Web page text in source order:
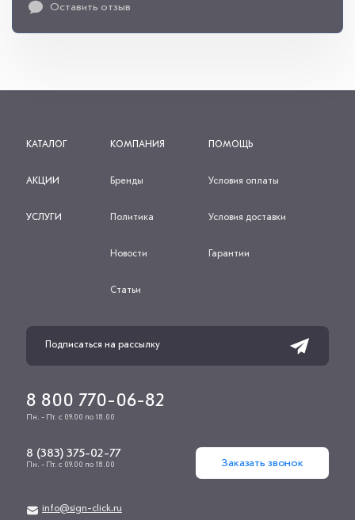
Оставить отзыв
КАТАЛОГ
АКЦИИ
УСЛУГИ
КОМПАНИЯ
Бренды
Политика
Новости
Статьи
ПОМОЩЬ
Условия оплаты
Условия доставки
Гарантии
8 800 770-06-82
Пн. - Пт. с 09.00 по 18.00
8 (383) 375-02-77
Пн. - Пт. с 09.00 по 18.00 Заказать звонок
info@sign-click.ru